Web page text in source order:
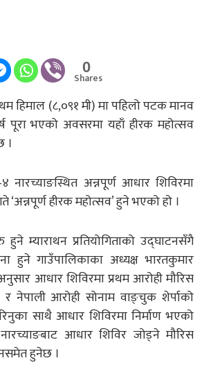
0
Shares
हिमाल (८,०९१ मी) मा पहिलो पटक मानव
पूरा भएको अवसरमा यहाँ हीरक महोत्सव
।
नारच्याङस्थित अन्नपूर्ण आधार शिविरमा
हीरक महोत्सव’ हुने भएको हो ।
म्याराथन प्रतियोगिताको उद्घाटनसँगै
हुने गाउँपालिकाका अध्यक्ष भारतकुमार
आधार शिविरमा प्रथम आरोही मौरिस
नेपाली आरोही सोनाम वाङ्चुक शेर्पाको
साथै आधार शिविरमा निर्माण भएको
आधार शिविर जोड्ने मौरिस
हुनेछ ।